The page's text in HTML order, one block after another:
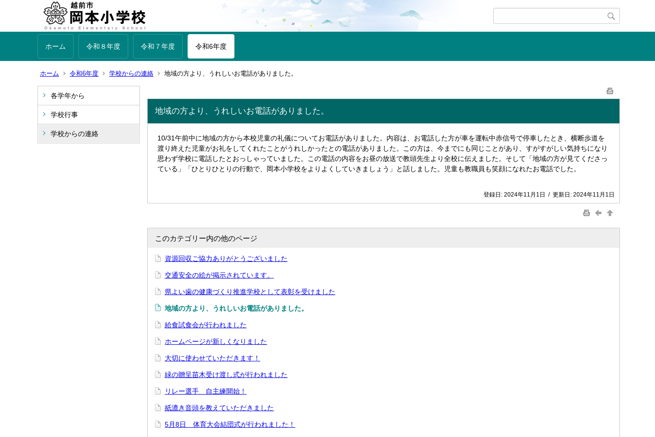
ホーム 令和８年度 令和７年度 令和6年度
ホーム 令和6年度 学校からの連絡 地域の方より、うれしいお電話がありました。
各学年から
学校行事
学校からの連絡
地域の方より、うれしいお電話がありました。
10/31午前中に地域の方から本校児童の礼儀についてお電話がありました。内容は、お電話した方が車を運転中赤信号で停車したとき、横断歩道を
渡り終えた児童がお礼をしてくれたことがうれしかったとの電話がありました。この方は、今までにも同じことがあり、すがすがしい気持ちになり
思わず学校に電話したとおっしゃっていました。この電話の内容をお昼の放送で教頭先生より全校に伝えました。そして「地域の方が見てくださっ
ている」「ひとりひとりの行動で、岡本小学校をよりよくしていきましょう」と話しました。児童も教職員も笑顔になれたお電話でした。
登録日: 2024年11月1日 / 更新日: 2024年11月1日
このカテゴリー内の他のページ
資源回収ご協力ありがとうございました
交通安全の絵が掲示されています。
県よい歯の健康づくり推進学校として表彰を受けました
地域の方より、うれしいお電話がありました。
給食試食会が行われました
ホームページが新しくなりました
大切に使わせていただきます！
緑の贈呈苗木受け渡し式が行われました
リレー選手 自主練開始！
紙漉き音頭を教えていただきました
5月8日 体育大会結団式が行われました！